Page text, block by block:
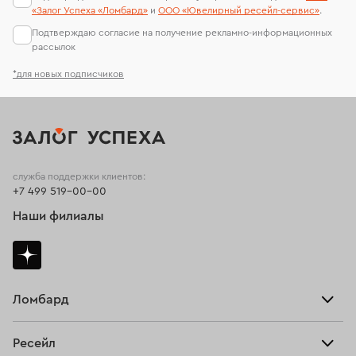
*для новых подписчиков
«Залог Успеха «Ломбард» и ООО «Ювелирный ресейл-сервиc».
Подтверждаю согласие на получение рекламно-информационных
рассылок
Ломбард
Ресейл
служба поддержки клиентов:
+7 499 519-00-00
Наши филиалы